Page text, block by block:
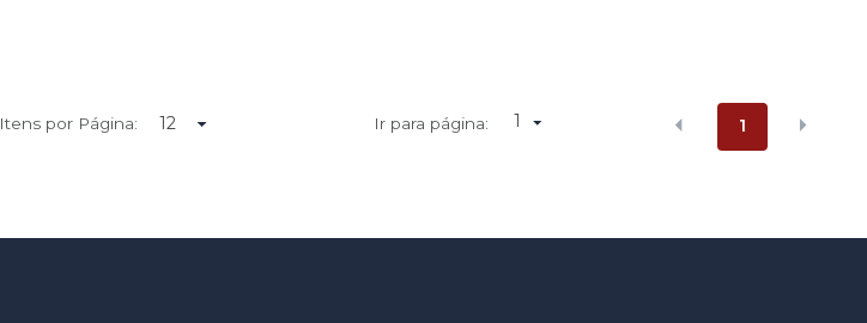
Itens por Página: Ir para página: 1 1